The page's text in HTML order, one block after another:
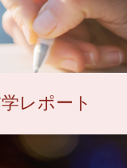
レポート